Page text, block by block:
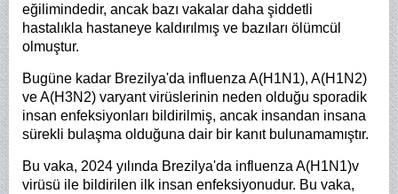
eğilimindedir, ancak bazı vakalar daha şiddetli
hastalıkla hastaneye kaldırılmış ve bazıları ölümcül
olmuştur.
Bugüne kadar Brezilya'da influenza A(H1N1), A(H1N2)
ve A(H3N2) varyant virüslerinin neden olduğu sporadik
insan enfeksiyonları bildirilmiş, ancak insandan insana
sürekli bulaşma olduğuna dair bir kanıt bulunamamıştır.
Bu vaka, 2024 yılında Brezilya'da influenza A(H1N1)v
virüsü ile bildirilen ilk insan enfeksiyonudur. Bu vaka,